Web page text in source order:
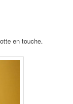
en touche.